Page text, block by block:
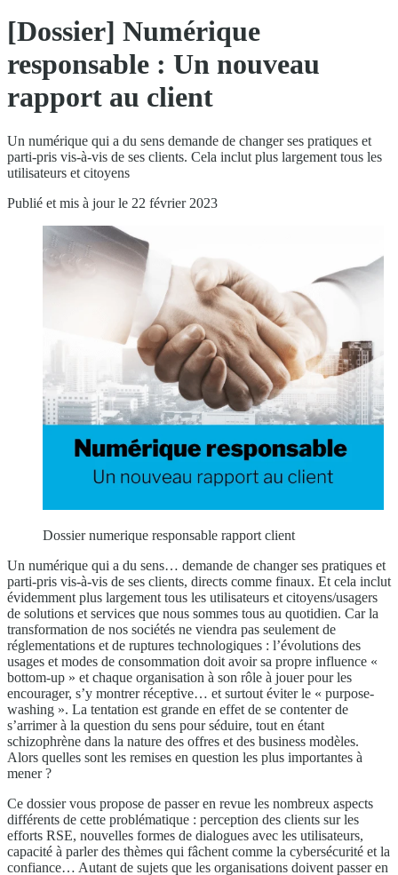
[Dossier] Numérique
responsable : Un nouveau
rapport au client
Un numérique qui a du sens demande de changer ses pratiques et
parti-pris vis-à-vis de ses clients. Cela inclut plus largement tous les
utilisateurs et citoyens
Publié et mis à jour le 22 février 2023
Dossier numerique responsable rapport client
Un numérique qui a du sens… demande de changer ses pratiques et
parti-pris vis-à-vis de ses clients, directs comme finaux. Et cela inclut
évidemment plus largement tous les utilisateurs et citoyens/usagers
de solutions et services que nous sommes tous au quotidien. Car la
transformation de nos sociétés ne viendra pas seulement de
réglementations et de ruptures technologiques : l’évolutions des
usages et modes de consommation doit avoir sa propre influence «
bottom-up » et chaque organisation à son rôle à jouer pour les
encourager, s’y montrer réceptive… et surtout éviter le « purpose-
washing ». La tentation est grande en effet de se contenter de
s’arrimer à la question du sens pour séduire, tout en étant
schizophrène dans la nature des offres et des business modèles.
Alors quelles sont les remises en question les plus importantes à
mener ?
Ce dossier vous propose de passer en revue les nombreux aspects
différents de cette problématique : perception des clients sur les
efforts RSE, nouvelles formes de dialogues avec les utilisateurs,
capacité à parler des thèmes qui fâchent comme la cybersécurité et la
confiance… Autant de sujets que les organisations doivent passer en